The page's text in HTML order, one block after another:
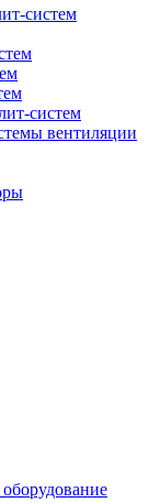
систем
систем
вентиляции